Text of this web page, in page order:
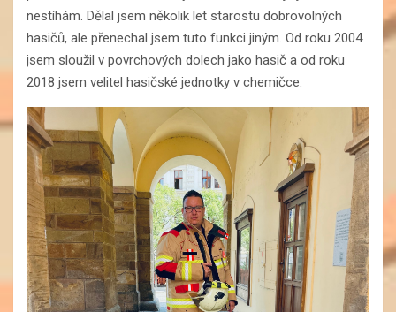
nestíhám. Dělal jsem několik let starostu dobrovolných
hasičů, ale přenechal jsem tuto funkci jiným. Od roku 2004
jsem sloužil v povrchových dolech jako hasič a od roku
2018 jsem velitel hasičské jednotky v chemičce.